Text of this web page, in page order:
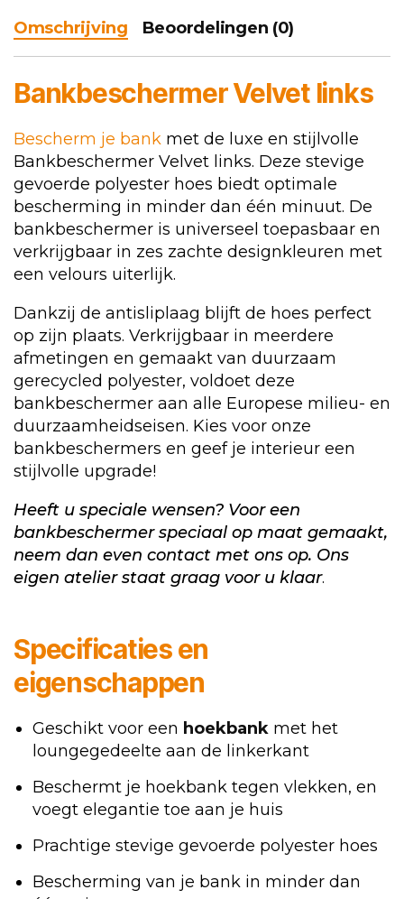
Omschrijving Beoordelingen (0)
Bankbeschermer Velvet links
Bescherm je bank met de luxe en stijlvolle
Bankbeschermer Velvet links. Deze stevige
gevoerde polyester hoes biedt optimale
bescherming in minder dan één minuut. De
bankbeschermer is universeel toepasbaar en
verkrijgbaar in zes zachte designkleuren met
een velours uiterlijk.
Dankzij de antisliplaag blijft de hoes perfect
op zijn plaats. Verkrijgbaar in meerdere
afmetingen en gemaakt van duurzaam
gerecycled polyester, voldoet deze
bankbeschermer aan alle Europese milieu- en
duurzaamheidseisen. Kies voor onze
bankbeschermers en geef je interieur een
stijlvolle upgrade!
Heeft u speciale wensen? Voor een
bankbeschermer speciaal op maat gemaakt,
neem dan even contact met ons op. Ons
eigen atelier staat graag voor u klaar.
Specificaties en
eigenschappen
Geschikt voor een hoekbank met het
loungegedeelte aan de linkerkant
Beschermt je hoekbank tegen vlekken, en
voegt elegantie toe aan je huis
Prachtige stevige gevoerde polyester hoes
Bescherming van je bank in minder dan